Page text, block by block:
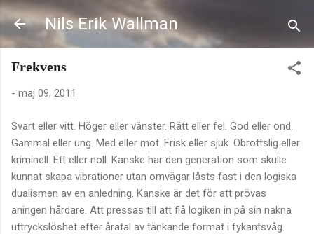
Fortsätt till huvudinnehåll
Nils Erik Wallman
Frekvens
- maj 09, 2011
Svart eller vitt. Höger eller vänster. Rätt eller fel. God eller ond.
Gammal eller ung. Med eller mot. Frisk eller sjuk. Obrottslig eller
kriminell. Ett eller noll. Kanske har den generation som skulle
kunnat skapa vibrationer utan omvägar låsts fast i den logiska
dualismen av en anledning. Kanske är det för att prövas
aningen hårdare. Att pressas till att flå logiken in på sin nakna
uttryckslöshet efter åratal av tänkande format i fykantsvåg.